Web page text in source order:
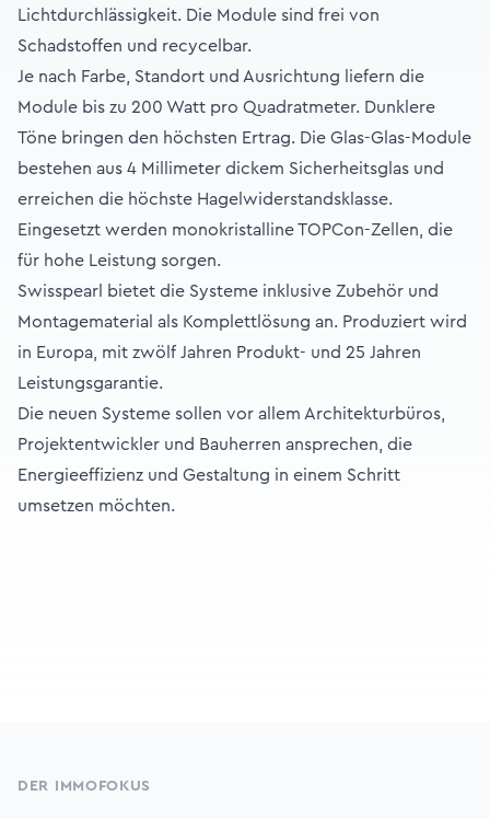
Lichtdurchlässigkeit. Die Module sind frei von
Schadstoffen und recycelbar.
Je nach Farbe, Standort und Ausrichtung liefern die
Module bis zu 200 Watt pro Quadratmeter. Dunklere
Töne bringen den höchsten Ertrag. Die Glas-Glas-Module
bestehen aus 4 Millimeter dickem Sicherheitsglas und
erreichen die höchste Hagelwiderstandsklasse.
Eingesetzt werden monokristalline TOPCon-Zellen, die
für hohe Leistung sorgen.
Swisspearl bietet die Systeme inklusive Zubehör und
Montagematerial als Komplettlösung an. Produziert wird
in Europa, mit zwölf Jahren Produkt- und 25 Jahren
Leistungsgarantie.
Die neuen Systeme sollen vor allem Architekturbüros,
Projektentwickler und Bauherren ansprechen, die
Energieeffizienz und Gestaltung in einem Schritt
umsetzen möchten.
DER IMMOFOKUS